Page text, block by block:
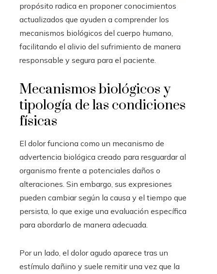
propósito radica en proponer conocimientos
actualizados que ayuden a comprender los
mecanismos biológicos del cuerpo humano,
facilitando el alivio del sufrimiento de manera
responsable y segura para el paciente.
Mecanismos biológicos y
tipología de las condiciones
físicas
El dolor funciona como un mecanismo de
advertencia biológica creado para resguardar al
organismo frente a potenciales daños o
alteraciones. Sin embargo, sus expresiones
pueden cambiar según la causa y el tiempo que
persista, lo que exige una evaluación específica
para abordarlo de manera adecuada.
Por un lado, el dolor agudo aparece tras un
estímulo dañino y suele remitir una vez que la